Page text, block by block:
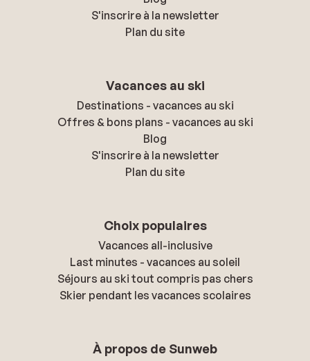
S'inscrire à la newsletter
Plan du site
Vacances au ski
Destinations - vacances au ski
Offres & bons plans - vacances au ski
Blog
S'inscrire à la newsletter
Plan du site
Choix populaires
Vacances all-inclusive
Last minutes - vacances au soleil
Séjours au ski tout compris pas chers
Skier pendant les vacances scolaires
À propos de Sunweb